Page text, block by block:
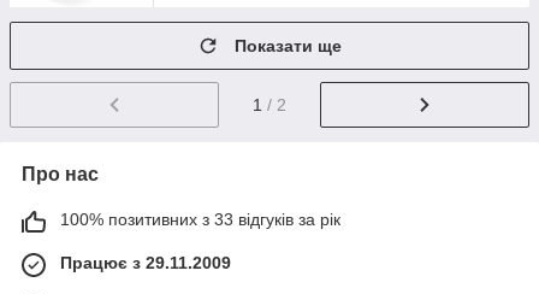
Показати ще
1 / 2
Про нас
100% позитивних з 33 відгуків за рік
Працює з 29.11.2009